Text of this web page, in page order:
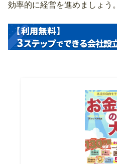
効率的に経営を進めましょう。